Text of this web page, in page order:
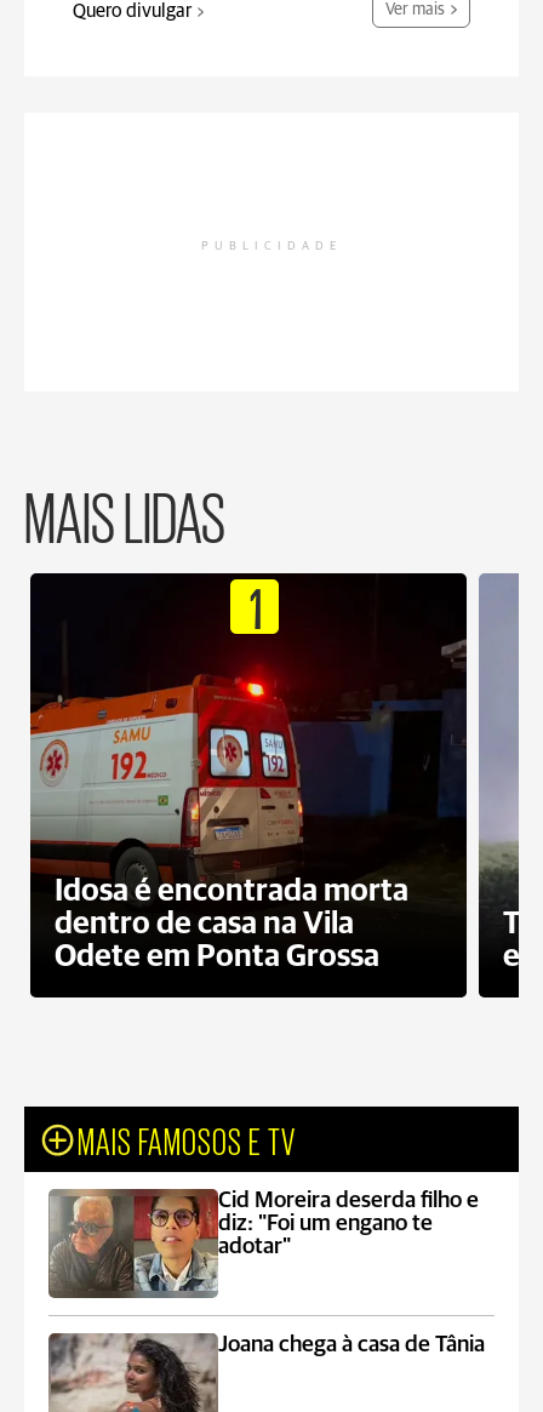
Quero divulgar Ver mais
PUBLICIDADE
MAIS LIDAS
1
Idosa é encontrada morta
dentro de casa na Vila
Odete em Ponta Grossa
e
MAIS FAMOSOS E TV
Cid Moreira deserda filho e
diz: "Foi um engano te
adotar"
Joana chega à casa de Tânia